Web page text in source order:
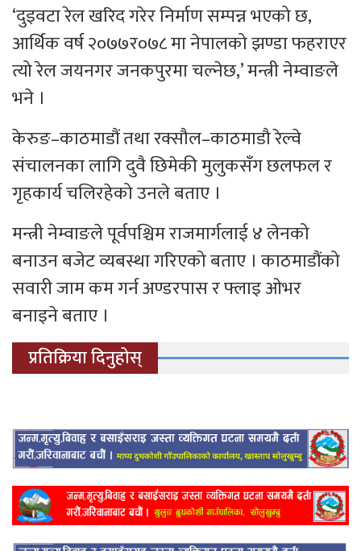
‘दुइवटा रेल खरिद गरेर निर्माण सम्पन्न भएको छ,
आर्थिक वर्ष २०७७र०७८ मा नेपालको झण्डा फहराएर
त्यो रेल जयनगर जनकपुरमा चल्नेछ,’ मन्त्री नेम्वाङले
भने ।
केरुङ–काठमाडौं तथा रक्सौल–काठमाडौ रेल्वे
संचालनका लागि दुवै छिमेकी मुलुकसँग छलफल र
गृहकार्य चलिरहेको उनले बताए ।
मन्त्री नेम्वाङले पूर्वपश्चिम राजमार्गलाई ४ लेनको
बनाउन बजेट व्यबस्था गरिएको बताए । काठमाडौंको
सवारी जाम कम गर्न अण्डरपास र फ्लाइ ओभर
बनाइने बताए ।
प्रतिक्रिया दिनुहोस्